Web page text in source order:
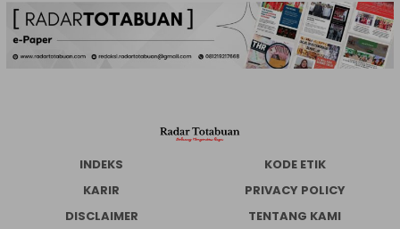
INDEKS
KODE ETIK
KARIR
PRIVACY POLICY
DISCLAIMER
TENTANG KAMI